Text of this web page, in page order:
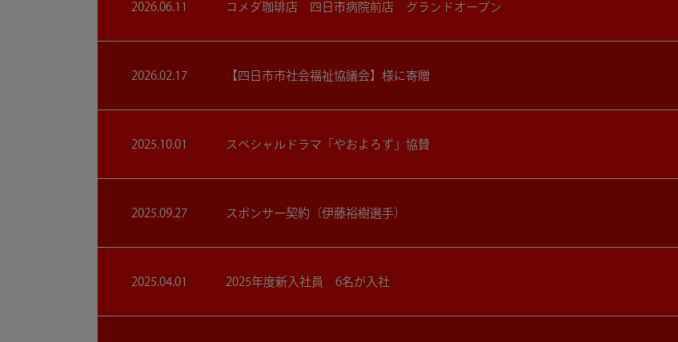
2026.06.11 コメダ珈琲店 四日市病院前店 グランドオープン
2026.02.17 【四日市市社会福祉協議会】様に寄贈
2025.10.01 スペシャルドラマ「やおよろず」協賛
2025.09.27 スポンサー契約（伊藤裕樹選手）
2025.04.01 2025年度新入社員 6名が入社